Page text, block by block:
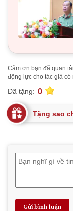
Cảm ơn bạn đã quan
động lực cho tác giả
Đã tặng: 0
Tặng sao
Gửi bình luận